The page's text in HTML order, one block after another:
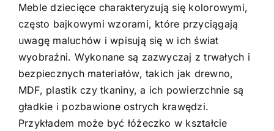
Meble dziecięce charakteryzują się kolorowymi,
często bajkowymi wzorami, które przyciągają
uwagę maluchów i wpisują się w ich świat
wyobraźni. Wykonane są zazwyczaj z trwałych i
bezpiecznych materiałów, takich jak drewno,
MDF, plastik czy tkaniny, a ich powierzchnie są
gładkie i pozbawione ostrych krawędzi.
Przykładem może być łóżeczko w kształcie